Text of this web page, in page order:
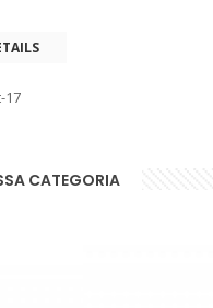
17
CATEGORIA